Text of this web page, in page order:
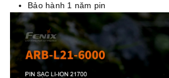
Bảo hành 1 năm pin